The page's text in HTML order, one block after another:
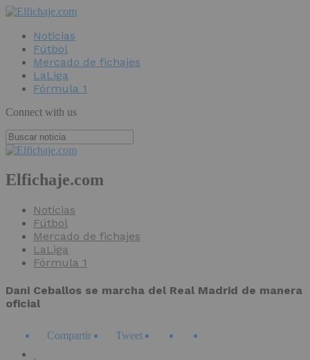
Noticias
Fútbol
Mercado de fichajes
LaLiga
Fórmula 1
Connect with us
Elfichaje.com
Noticias
Fútbol
Mercado de fichajes
LaLiga
Fórmula 1
Dani Ceballos se marcha del Real Madrid de manera
oficial
Compartir Tweet